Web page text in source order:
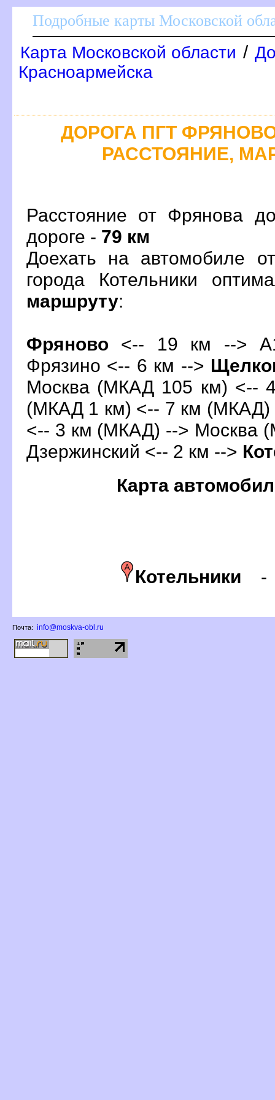
Подробные карты Московской
Карта Московской области /
Красноармейска
ДОРОГА ПГТ
РАССТОЯНИЕ,
Расстояние от Фрянова
дороге - 79 км
Доехать на автомобиле
орода Котельники
маршруту:
Фряново <-- 19 км -->
Фрязино <-- 6 км -->
Москва (МКАД 105 км) <--
(МКАД 1 км) <-- 7 км
<-- 3 км (МКАД) --> Москва
Дзержинский <-- 2 км -->
Карта
Котельники
Почта: info@moskva-obl.ru